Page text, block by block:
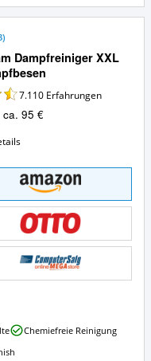
Dampfreiniger XXL
)
7.110 Erfahrungen
95 €
Chemiefreie Reinigung